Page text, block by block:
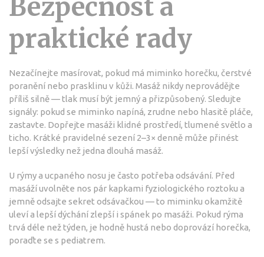
Bezpečnost a
praktické rady
Nezačínejte masírovat, pokud má miminko horečku, čerstvé
poranění nebo prasklinu v kůži. Masáž nikdy neprovádějte
příliš silně — tlak musí být jemný a přizpůsobený. Sledujte
signály: pokud se miminko napíná, zrudne nebo hlasitě pláče,
zastavte. Dopřejte masáži klidné prostředí, tlumené světlo a
ticho. Krátké pravidelné sezení 2–3× denně může přinést
lepší výsledky než jedna dlouhá masáž.
U rýmy a ucpaného nosu je často potřeba odsávání. Před
masáží uvolněte nos pár kapkami fyziologického roztoku a
jemně odsajte sekret odsávačkou — to miminku okamžitě
uleví a lepší dýchání zlepší i spánek po masáži. Pokud rýma
trvá déle než týden, je hodně hustá nebo doprovází horečka,
poraďte se s pediatrem.